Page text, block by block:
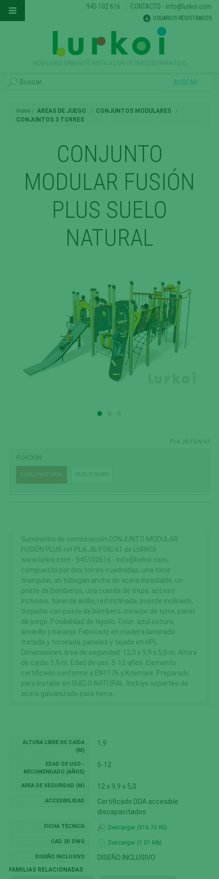
MOBILIARIO URBANO E INSTALACIÓN DE PARQUES INFANTILES
945 102 616 CONTACTO - info@lurkoi.com
USUARIOS REGISTRADOS
Home AREAS DE JUEGO
CONJUNTOS MODULARES
CONJUNTOS 3 TORRES
CONJUNTO
MODULAR FUSIÓN
PLUS SUELO
NATURAL
PLA.JB/FSN/A1
FIJACION
SUELO NATURAL SUELO DURO
Suministro de combinación CONJUNTO MODULAR
FUSIÓN PLUS ref PLA.JB/FSN/A1 de LURKOI
www.lurkoi.com - 945102616 - info@lurkoi.com,
compuesto por dos torres cuadradas, una torre
triangular, un tobogán ancho de acero inoxidable, un
poste de bomberos, una cuerda de trepa, acceso
inclusivo, túnel de anillo, red inclinada, puente inclinado,
trepador con poste de bombero, mirador de torre, panel
de juego. Posibilidad de tejado. Color: azul oscuro,
amarillo y naranja. Fabricado en madera laminada
tratada y torneada, paneles y tejado en HPL.
Dimensiones área de seguridad: 12,0 x 9,9 x 5,0 m. Altura
de caída: 1,9 m. Edad de uso: 5-12 años. Elemento
certificado conforme a EN1176 y Kitemark. Preparado
para instalar en SUELO NATURAL. Incluye soportes de
acero galvanizado para tierra.
ALTURA LIBRE DE CAÍDA
(M)
1,9
EDAD DE USO -
RECOMENDADO (AÑOS)
5-12
AREA DE SEGURIDAD (M) 12 x 9,9 x 5,0
ACCESIBILIDAD
Certificado DDA accesible
discapacitados
FICHA TÉCNICA Descargar (916.76 Kb)
CAD 2D DWG Descargar (1.01 Mb)
DISEÑO INCLUSIVO DISEÑO INCLUSIVO
FAMILIAS RELACIONADAS